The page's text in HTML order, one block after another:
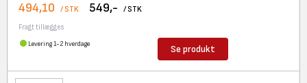
494,10 / STK 549,- / STK
Fragt tillægges
Levering 1-2 hverdage Se produkt